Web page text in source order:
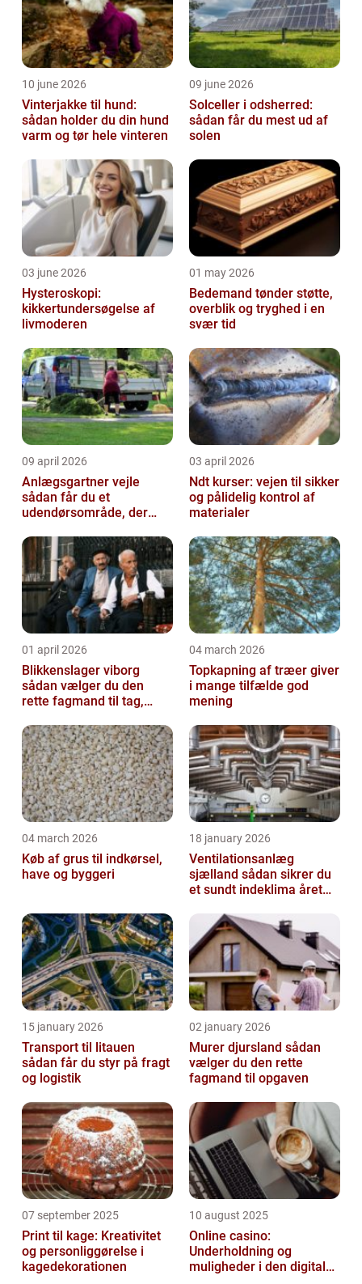
10 june 2026
Vinterjakke til hund:
sådan holder du din hund
varm og tør hele vinteren
09 june 2026
Solceller i odsherred:
sådan får du mest ud af
solen
03 june 2026
Hysteroskopi:
kikkertundersøgelse af
livmoderen
01 may 2026
Bedemand tønder støtte,
overblik og tryghed i en
svær tid
09 april 2026
Anlægsgartner vejle
sådan får du et
udendørsområde, der
03 april 2026
Ndt kurser: vejen til sikker
og pålidelig kontrol af
materialer
01 april 2026
Blikkenslager viborg
sådan vælger du den
rette fagmand til tag,
04 march 2026
Topkapning af træer giver
i mange tilfælde god
mening
04 march 2026
Køb af grus til indkørsel,
have og byggeri
18 january 2026
Ventilationsanlæg
sjælland sådan sikrer du
et sundt indeklima året
15 january 2026
Transport til litauen
sådan får du styr på fragt
og logistik
02 january 2026
Murer djursland sådan
vælger du den rette
fagmand til opgaven
07 september 2025
Print til kage: Kreativitet
og personliggørelse i
kagedekorationen
10 august 2025
Online casino:
Underholdning og
muligheder i den digitale